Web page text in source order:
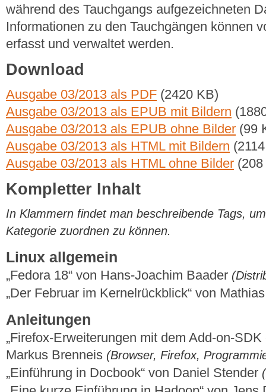
während des Tauchgangs aufgezeichneten
Informationen zu den Tauchgängen können
erfasst und verwaltet werden.
Download
Ausgabe 03/2013 als PDF (2420 KB)
Ausgabe 03/2013 als EPUB mit Bildern
Ausgabe 03/2013 als EPUB ohne Bilder (99
Ausgabe 03/2013 als HTML mit Bildern
Ausgabe 03/2013 als HTML ohne Bilder
Kompletter Inhalt
In Klammern findet man beschreibende Tags,
Kategorie zuordnen zu können.
Linux allgemein
„Fedora 18“ von Hans-Joachim Baader
„Der Februar im Kernelrückblick“ von
Anleitungen
„Firefox-Erweiterungen mit dem Add-on-SDK
Markus Brenneis (Browser, Firefox,
„Einführung in Docbook“ von Daniel Stender